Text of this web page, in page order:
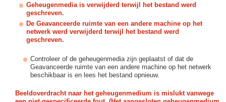
Geheugenmedia is verwijderd terwijl het bestand werd
geschreven.
De Geavanceerde ruimte van een andere machine op het
netwerk werd verwijderd terwijl het bestand werd
geschreven.
Controleer of de geheugenmedia zijn geplaatst of dat de
Geavanceerde ruimte van een andere machine op het netwerk
beschikbaar is en lees het bestand opnieuw.
Beeldoverdracht naar het geheugenmedium is mislukt vanwege